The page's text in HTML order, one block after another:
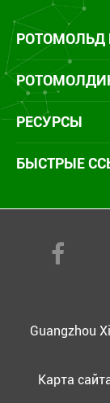
РОТОМОЛЬД
РЕСУРСЫ
БЫСТРЫЕ
Guangzhou
Карта